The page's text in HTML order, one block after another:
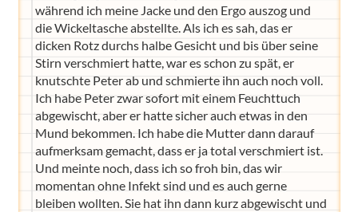
während ich meine Jacke und den Ergo auszog und
die Wickeltasche abstellte. Als ich es sah, das er
dicken Rotz durchs halbe Gesicht und bis über seine
Stirn verschmiert hatte, war es schon zu spät, er
knutschte Peter ab und schmierte ihn auch noch voll.
Ich habe Peter zwar sofort mit einem Feuchttuch
abgewischt, aber er hatte sicher auch etwas in den
Mund bekommen. Ich habe die Mutter dann darauf
aufmerksam gemacht, dass er ja total verschmiert ist.
Und meinte noch, dass ich so froh bin, das wir
momentan ohne Infekt sind und es auch gerne
bleiben wollten. Sie hat ihn dann kurz abgewischt und